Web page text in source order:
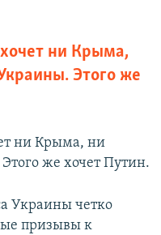
ни Крыма,
Этого же
ни Крыма, ни
же хочет Путин.
Украины четко
призывы к